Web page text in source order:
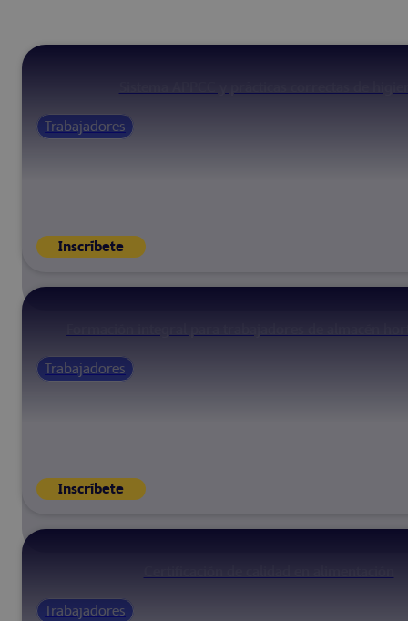
Trabajadores
Inscríbete
Trabajadores
Inscríbete
Trabajadores